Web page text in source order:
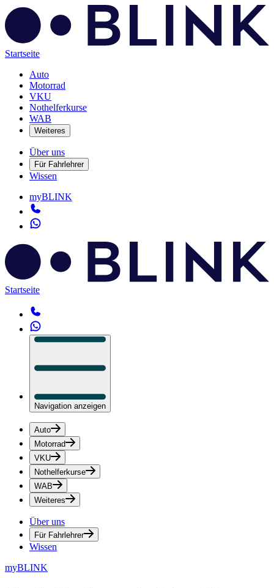
Startseite
Auto
Motorrad
VKU
Nothelferkurse
WAB
Weiteres
Über uns
Für Fahrlehrer
Wissen
myBLINK
Startseite
Navigation anzeigen
Auto
Motorrad
VKU
Nothelferkurse
WAB
Weiteres
Über uns
Für Fahrlehrer
Wissen
myBLINK